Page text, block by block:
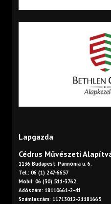
Lapgazda
Cédrus Művészeti
1136 Budapest, Pannónia u. 6.
Tel.: 06 (1) 247-6657
Mobil: 06 (30) 511-3762
Adószám: 18110661-2-41
Számlaszám: 11713012-21181665